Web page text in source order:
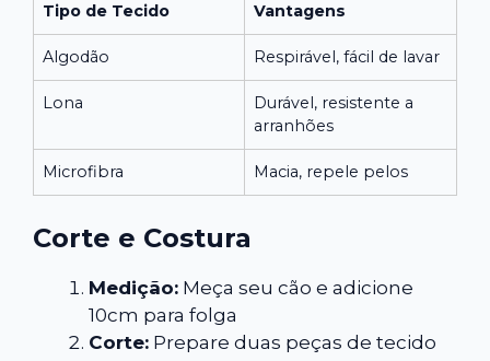
Tipo de Tecido Vantagens
Algodão Respirável, fácil de lavar
Lona
Durável, resistente a
arranhões
Microfibra Macia, repele pelos
Corte e Costura
Medição: Meça seu cão e adicione
10cm para folga
Corte: Prepare duas peças de tecido